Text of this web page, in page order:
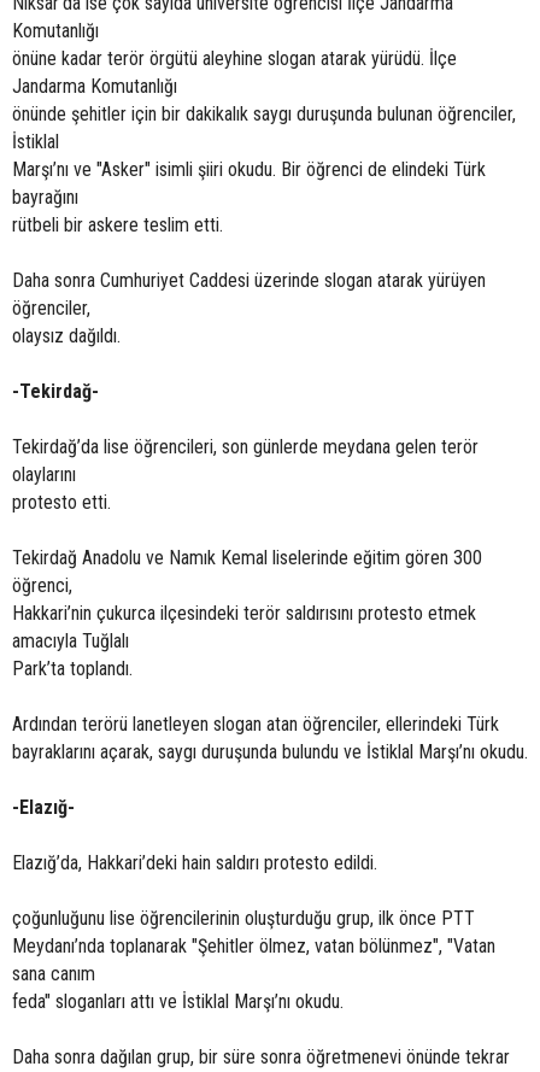
Komutanlığı
önüne kadar terör örgütü aleyhine slogan atarak yürüdü. İlçe
Jandarma Komutanlığı
önünde şehitler için bir dakikalık saygı duruşunda bulunan öğrenciler,
İstiklal
Marşı’nı ve "Asker" isimli şiiri okudu. Bir öğrenci de elindeki Türk
bayrağını
rütbeli bir askere teslim etti.
Daha sonra Cumhuriyet Caddesi üzerinde slogan atarak yürüyen
öğrenciler,
olaysız dağıldı.
-Tekirdağ-
Tekirdağ’da lise öğrencileri, son günlerde meydana gelen terör
olaylarını
protesto etti.
Tekirdağ Anadolu ve Namık Kemal liselerinde eğitim gören 300
öğrenci,
Hakkari’nin çukurca ilçesindeki terör saldırısını protesto etmek
amacıyla Tuğlalı
Park’ta toplandı.
Ardından terörü lanetleyen slogan atan öğrenciler, ellerindeki Türk
bayraklarını açarak, saygı duruşunda bulundu ve İstiklal Marşı’nı okudu.
-Elazığ-
Elazığ’da, Hakkari’deki hain saldırı protesto edildi.
çoğunluğunu lise öğrencilerinin oluşturduğu grup, ilk önce PTT
Meydanı’nda toplanarak "Şehitler ölmez, vatan bölünmez", "Vatan
sana canım
feda" sloganları attı ve İstiklal Marşı’nı okudu.
Daha sonra dağılan grup, bir süre sonra öğretmenevi önünde tekrar